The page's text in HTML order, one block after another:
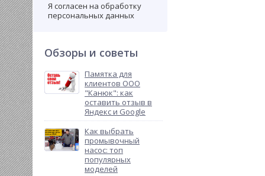
Я согласен на обработку
персональных данных
Обзоры и советы
Памятка для
клиентов ООО
"Канюк": как
оставить отзыв в
Яндекс и Google
Как выбрать
промывочный
насос: топ
популярных
моделей